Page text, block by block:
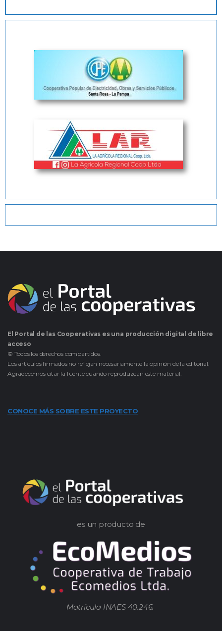
El Portal de las Cooperativas es una producción digital de libre
acceso
© Todos los derechos compartidos.
Los artículos firmados no reflejan necesariamente la opinión de la editorial.
Agradecemos citar la fuente cuando reproduzcan este material.
CONOCE MÁS SOBRE ESTE PROYECTO
es un producto de
Matrícula INAES 40.246.